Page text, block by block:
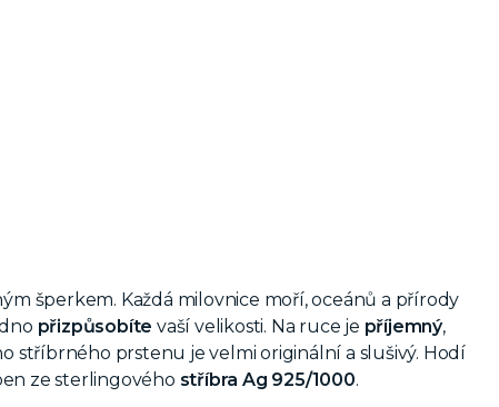
šperkem. Každá milovnice moří, oceánů a přírody
přizpůsobíte vaší velikosti. Na ruce je příjemný,
stříbrného prstenu je velmi originální a slušivý. Hodí
ze sterlingového stříbra Ag 925/1000.